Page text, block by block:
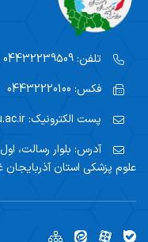
تلفن:
فکس:
پست الکترونیک:
آدرس: بلوار رسالت،
علوم پزشکی استان آذربایجان